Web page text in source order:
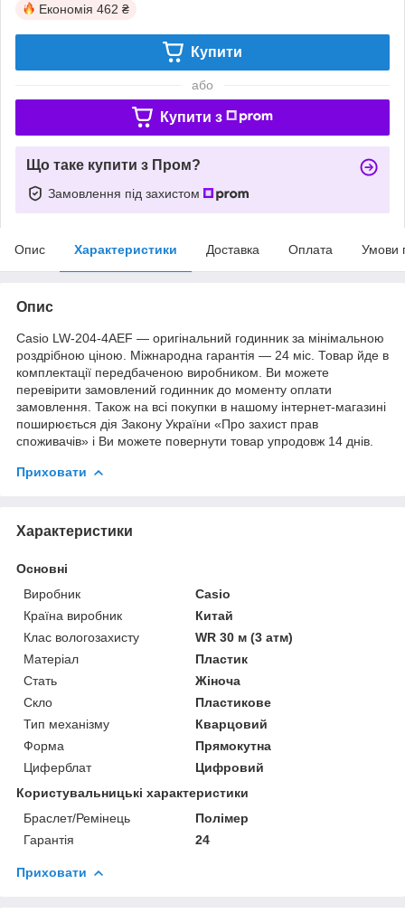
Економія 462 ₴
Купити
або
Купити з
Що таке купити з Пром?
Замовлення під захистом
Опис Характеристики Доставка Оплата Умови
Опис
Casio LW-204-4AEF — оригінальний годинник за мінімальною
роздрібною ціною. Міжнародна гарантія — 24 міс. Товар йде в
комплектації передбаченою виробником. Ви можете
перевірити замовлений годинник до моменту оплати
замовлення. Також на всі покупки в нашому інтернет-магазині
поширюється дія Закону України «Про захист прав
споживачів» і Ви можете повернути товар упродовж 14 днів.
Приховати
Характеристики
Основні
Виробник
Casio
Країна виробник
Китай
Клас вологозахисту
WR 30 м (3 атм)
Матеріал
Пластик
Стать
Жіноча
Скло
Пластикове
Тип механізму
Кварцовий
Форма
Прямокутна
Циферблат
Цифровий
Користувальницькі характеристики
Браслет/Ремінець
Полімер
Гарантія
24
Приховати